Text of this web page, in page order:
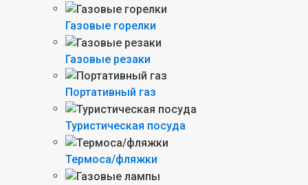
Газовые горелки
Газовые резаки
Портативный газ
Туристическая посуда
Термоса/фляжки